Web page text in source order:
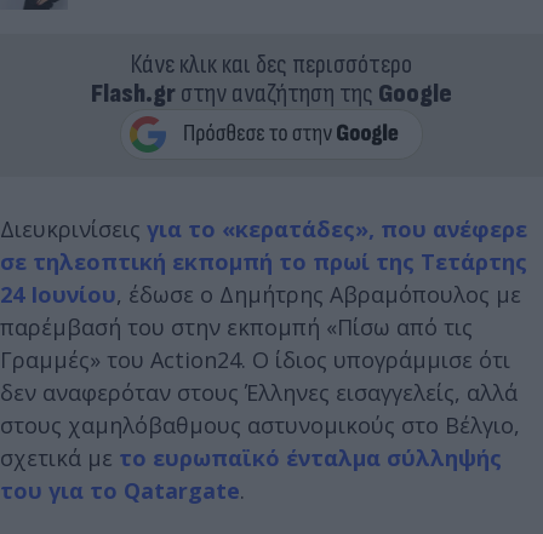
Κάνε κλικ και δες περισσότερο
Flash.grστην αναζήτηση της Google
Διευκρινίσεις για το «κερατάδες», που ανέφερε
σε τηλεοπτική εκπομπή το πρωί της Τετάρτης
24 Ιουνίου, έδωσε ο Δημήτρης Αβραμόπουλος με
παρέμβασή του στην εκπομπή «Πίσω από τις
Γραμμές» του Action24. Ο ίδιος υπογράμμισε ότι
δεν αναφερόταν στους Έλληνες εισαγγελείς, αλλά
στους χαμηλόβαθμους αστυνομικούς στο Βέλγιο,
σχετικά με το ευρωπαϊκό ένταλμα σύλληψής
του για το Qatargate.